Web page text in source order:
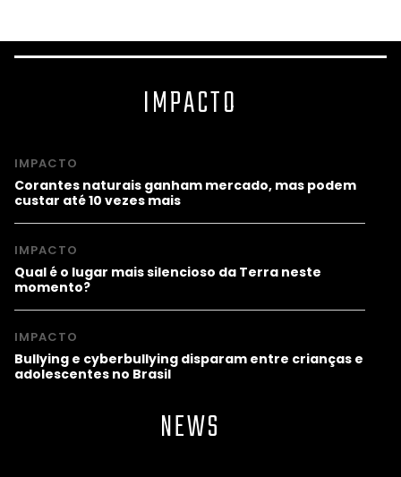
IMPACTO
IMPACTO
Corantes naturais ganham mercado, mas podem
custar até 10 vezes mais
IMPACTO
Qual é o lugar mais silencioso da Terra neste
momento?
IMPACTO
Bullying e cyberbullying disparam entre crianças e
adolescentes no Brasil
NEWS